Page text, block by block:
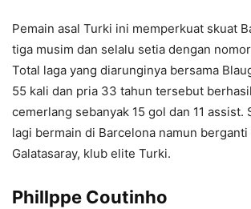
Pemain asal Turki ini memperkuat skuat
tiga musim dan selalu setia dengan
Total laga yang diarunginya bersama
55 kali dan pria 33 tahun tersebut
cemerlang sebanyak 15 gol dan 11 assist.
lagi bermain di Barcelona namun
Galatasaray, klub elite Turki.
Phillppe Coutinho